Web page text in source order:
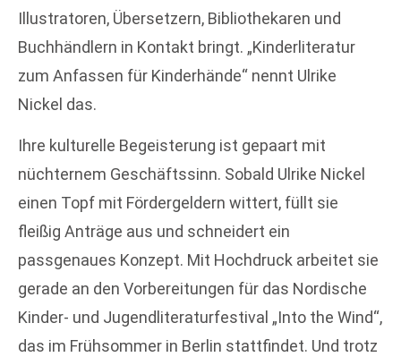
Illustratoren, Übersetzern, Bibliothekaren und
Buchhändlern in Kontakt bringt. „Kinderliteratur
zum Anfassen für Kinderhände“ nennt Ulrike
Nickel das.
Ihre kulturelle Begeisterung ist gepaart mit
nüchternem Geschäftssinn. Sobald Ulrike Nickel
einen Topf mit Fördergeldern wittert, füllt sie
fleißig Anträge aus und schneidert ein
passgenaues Konzept. Mit Hochdruck arbeitet sie
gerade an den Vorbereitungen für das Nordische
Kinder- und Jugendliteraturfestival „Into the Wind“,
das im Frühsommer in Berlin stattfindet. Und trotz